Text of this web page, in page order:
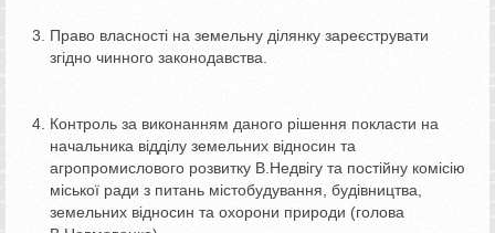
Право власності на земельну ділянку зареєструвати
згідно чинного законодавства.
Контроль за виконанням даного рішення покласти на
начальника відділу земельних відносин та
агропромислового розвитку В.Недвігу та постійну комісію
міської ради з питань містобудування, будівництва,
земельних відносин та охорони природи (голова